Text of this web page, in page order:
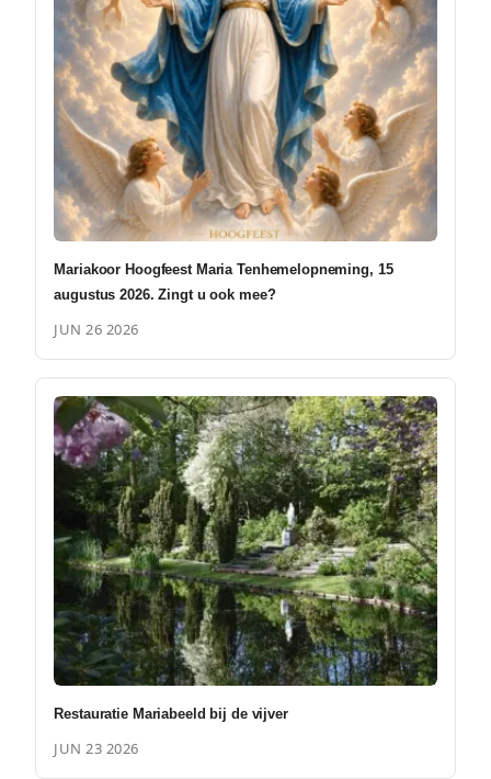
Mariakoor Hoogfeest Maria Tenhemelopneming, 15
augustus 2026. Zingt u ook mee?
JUN 26 2026
Restauratie Mariabeeld bij de vijver
JUN 23 2026